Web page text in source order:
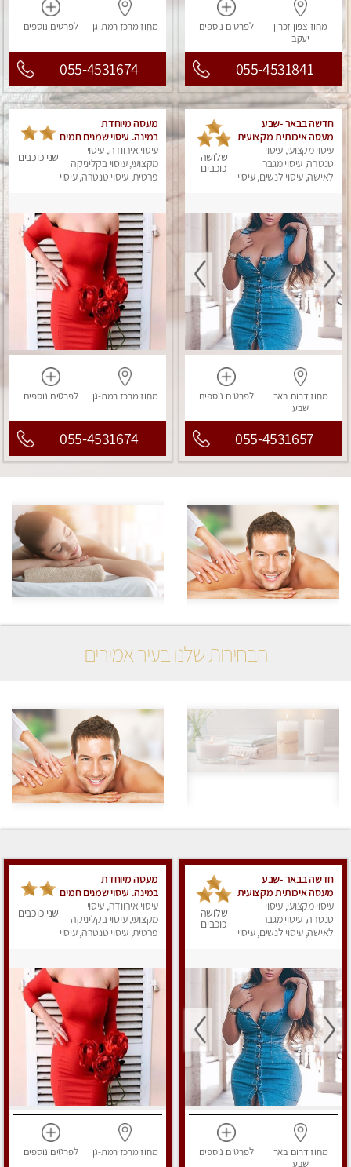
מחוז צפון זכרון
יעקב
לפרטים נוספים
055-4531841
מחוז מרכז רמת-גן לפרטים נוספים
055-4531674
חדשה בבאר -שבע
מעסה איכותית מקצועית
ומפנקת
עיסוי מקצועי, עיסוי
טנטרה, עיסוי מגבר
לאישה, עיסוי לנשים, עיסוי
שלושה
כוכבים
מחוז דרוםבאר
שבע
לפרטים נוספים
055-4531657
מעסה מיוחדת
במינה. עיסוי שמנים חמים
עיסוי אירוודה, עיסוי
מקצועי, עיסוי בקליניקה
פרטית, עיסוי טנטרה, עיסוי
שני כוכבים
מחוז מרכז רמת-גן לפרטים נוספים
055-4531674
הבחירות שלנו בעיר אמירים
חדשה בבאר -שבע
מעסה איכותית מקצועית
ומפנקת
עיסוי מקצועי, עיסוי
טנטרה, עיסוי מגבר
לאישה, עיסוי לנשים, עיסוי
שלושה
כוכבים
מחוז דרום באר
שבע
לפרטים נוספים
מעסה מיוחדת
במינה. עיסוי שמנים חמים
עיסוי אירוודה, עיסוי
מקצועי, עיסוי בקליניקה
פרטית, עיסוי טנטרה, עיסוי
שני כוכבים
מחוז מרכז רמת-גן לפרטים נוספים